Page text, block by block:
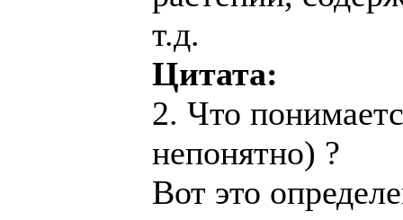
т.д.
Цитата:
2. Что
непонятно) ?
Вот это